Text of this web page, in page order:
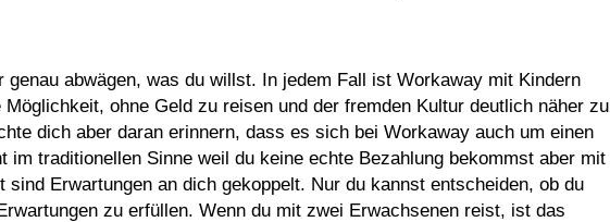
genau abwägen, was du willst. In jedem Fall ist Workaway mit Kindern
ohne Geld zu reisen und der fremden Kultur deutlich näher zu
dich aber daran erinnern, dass es sich bei Workaway auch um einen
im traditionellen Sinne weil du keine echte Bezahlung bekommst aber mit
sind Erwartungen an dich gekoppelt. Nur du kannst entscheiden, ob du
zu erfüllen. Wenn du mit zwei Erwachsenen reist, ist das